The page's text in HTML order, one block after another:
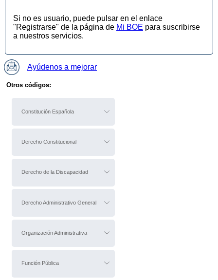
Otros códigos:
Constitución Española
Derecho Constitucional
Derecho de la Discapacidad
Derecho Administrativo General
Organización Administrativa
Función Pública
Si no es usuario, puede pulsar en el enlace
"Registrarse" de la página de Mi BOE para suscribirse
a nuestros servicios.
Ayúdenos a mejorar